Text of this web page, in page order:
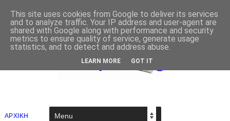
ΑΡΧΙΚΗ
This site uses cookies from Google to deliver its services
and to analyze traffic. Your IP address and user-agent are
shared with Google along with performance and security
metrics to ensure quality of service, generate usage
statistics, and to detect and address abuse.
LEARN MORE GOT IT